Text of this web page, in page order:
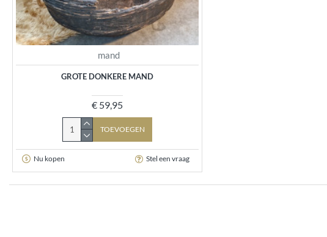
mand
GROTE DONKERE MAND
€ 59,95
TOEVOEGEN
Nu kopen Stel een vraag